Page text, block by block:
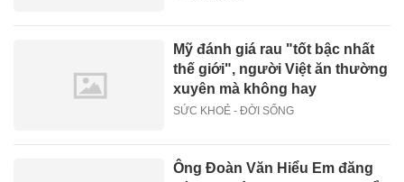
Mỹ đánh giá rau "tốt bậc nhất
thế giới", người Việt ăn thường
xuyên mà không hay
SỨC KHOẺ - ĐỜI SỐNG
Ông Đoàn Văn Hiểu Em đăng